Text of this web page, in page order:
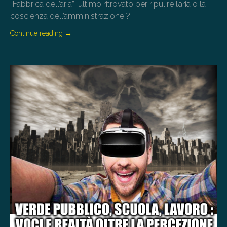
“Fabbrica dell’aria”: ultimo ritrovato per ripulire l’aria o la
coscienza dell’amministrazione ?…
Continue reading →